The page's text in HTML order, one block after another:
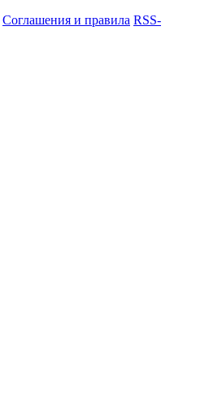
Соглашения и правила RSS-